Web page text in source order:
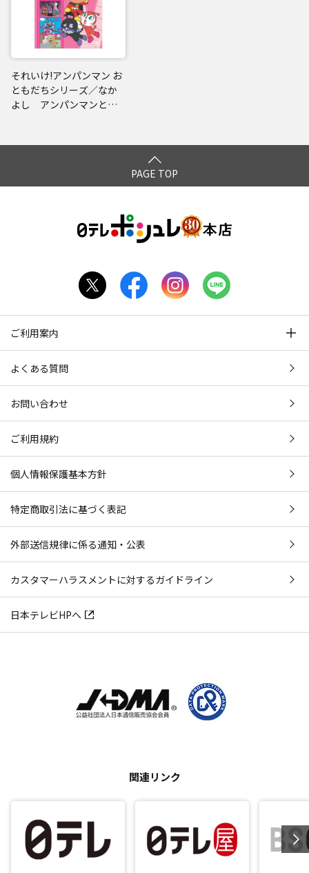
それいけ!アンパンマン お
ともだちシリーズ／なか
よし アンパンマンとや
PAGE TOP
ご利用案内
よくある質問
お問い合わせ
ご利用規約
個人情報保護基本方針
特定商取引法に基づく表記
外部送信規律に係る通知・公表
カスタマーハラスメントに対するガイドライン
日本テレビHPへ
関連リンク